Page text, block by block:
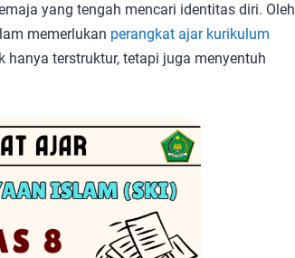
yang tengah mencari identitas diri. Oleh
memerlukan perangkat ajar kurikulum
hanya terstruktur, tetapi juga menyentuh